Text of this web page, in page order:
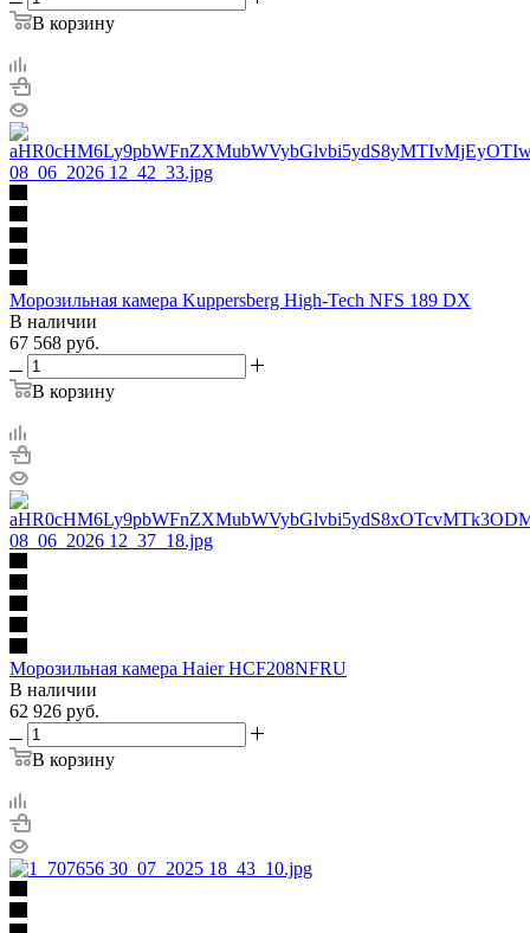
В корзину
Морозильная камера Kuppersberg High-Tech NFS 189 DX
В наличии
67 568 руб.
В корзину
Морозильная камера Haier HCF208NFRU
В наличии
62 926 руб.
В корзину